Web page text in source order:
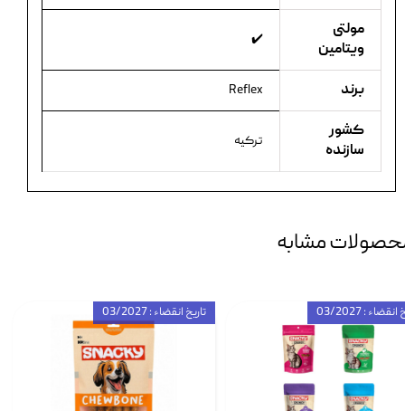
مولتی
ویتامین
✔️
برند Reflex
کشور
سازنده
ترکیه
مشابه
تاریخ انقضاء : 03/2027 : 03/2027